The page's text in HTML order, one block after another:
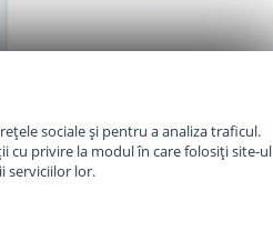
Adauga in cos
sociale și pentru a analiza traficul.
cu privire la modul în care folosiți site-ul
serviciilor lor.